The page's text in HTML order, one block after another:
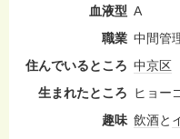
血液型 A
職業 中間管
住んでいるところ 中京区
生まれたところ
ヒョー
趣味 飲酒と